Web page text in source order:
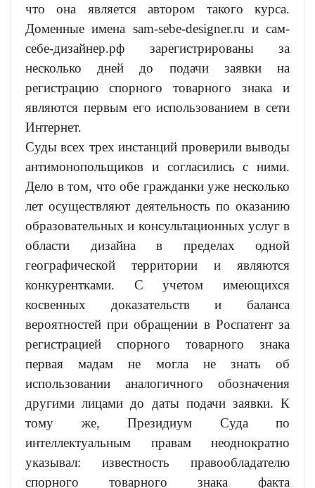
что она является автором такого курса.
Доменные имена sam-sebe-designer.ru и сам-
себе-дизайнер.рф зарегистрированы за
несколько дней до подачи заявки на
регистрацию спорного товарного знака и
являются первым его использованием в сети
Интернет.
Суды всех трех инстанций проверили выводы
антимонопольщиков и согласились с ними.
Дело в том, что обе гражданки уже несколько
лет осуществляют деятельность по оказанию
образовательных и консультационных услуг в
области дизайна в пределах одной
географической территории и являются
конкурентками. С учетом имеющихся
косвенных доказательств и баланса
вероятностей при обращении в Роспатент за
регистрацией спорного товарного знака
первая мадам не могла не знать об
использовании аналогичного обозначения
другими лицами до даты подачи заявки. К
тому же, Президиум Суда по
интеллектуальным правам неоднократно
указывал: известность правообладателю
спорного товарного знака факта